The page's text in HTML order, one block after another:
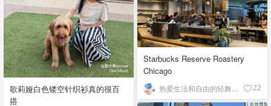
歌莉娅白色镂空针织衫真的很百
搭
Starbucks Reserve Roastery
Chicago
22